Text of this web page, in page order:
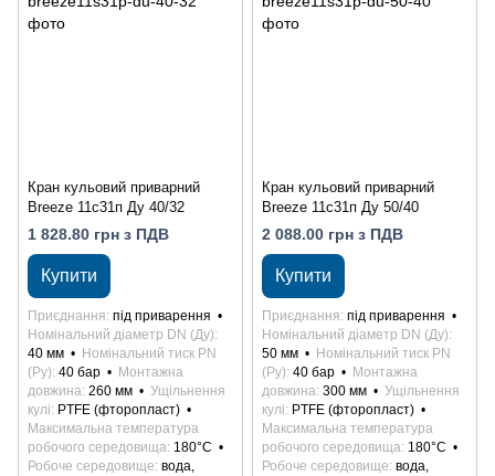
Кран кульовий приварний
Breeze 11с31п Ду 40/32
1 828.80 грн з ПДВ
Купити
Приєднання під приварення
Номінальний діаметр DN (Ду)
40 мм
Номінальний тиск PN
(Ру) 40 бар
Монтажна
довжина 260 мм
Ущільнення
кулі
PTFE (фторопласт)
Максимальна температура
робочого середовища 180°С
Робоче середовище вода,
Кран кульовий приварний
Breeze 11с31п Ду 50/40
2 088.00 грн з ПДВ
Купити
Приєднання під приварення
Номінальний діаметр DN (Ду)
50 мм
Номінальний тиск PN
(Ру) 40 бар
Монтажна
довжина 300 мм
Ущільнення
кулі
PTFE (фторопласт)
Максимальна температура
робочого середовища 180°С
Робоче середовище вода,